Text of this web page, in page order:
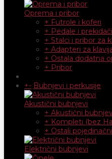
Oprema i pribor
+ Futrole i koferi
+ Pedale i
+ Stalci i pribor za
+ Adapteri za
+ Ostala dodatna
+ Pribor
+- Bubnjevi i perkusije
Akustični bubnjevi
+ Akustični
+ Kompleti (bez
+ Ostali
Električni bubnjevi